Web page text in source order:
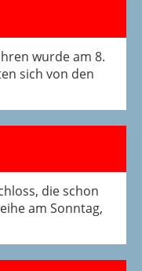
wurde am 8.
sich von den
die schon
am Sonntag,